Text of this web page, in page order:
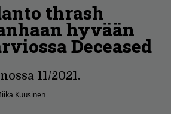
thrash
hyvään
Deceased
11/2021.
Kuusinen